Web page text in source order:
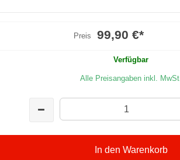
Preis 99,90 €*
Verfügbar
Alle Preisangaben inkl. MwSt.
In den Warenkorb